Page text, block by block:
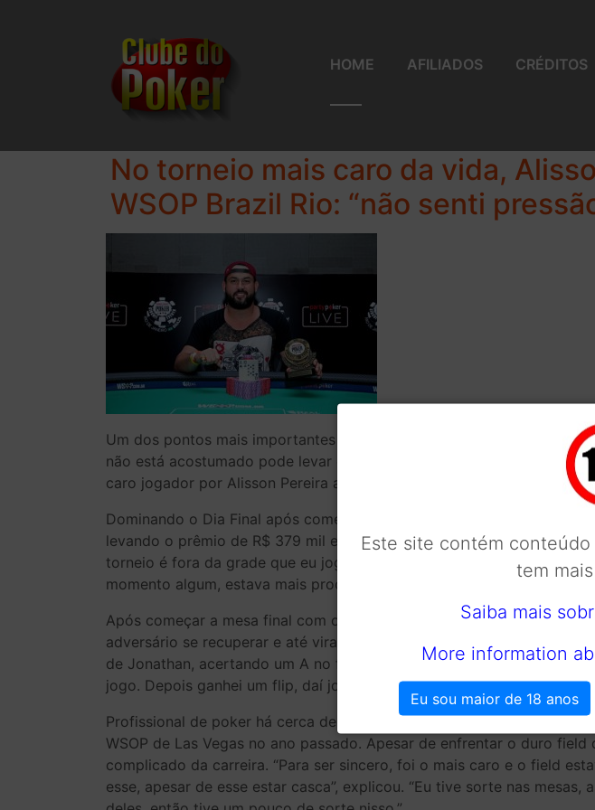
HOME AFILIADOS CRÉDITOS
No torneio mais caro da vida,
WSOP Brazil Rio: “não senti
Um dos pontos mais importantes para quem quer ser profissional
não está acostumado pode levar o jogador a ficar desconfortável em
caro jogador por Alisson Pereira até aqui, mas isso não mudou em
Dominando o Dia Final após começar como chip leader, o jogador
levando o prêmio de R$ 379 mil e o anel de campeão. “É uma
torneio é fora da grade que eu jogo, é o mais caro que eu já joguei,
momento algum, estava mais procurando o anel mesmo, e deu tudo
Após começar a mesa final com o maior stack, ele se manteve
adversário se recuperar e até virar o jogo, mas soube manter a
de Jonathan, acertando um A no flop. “É, no heads-up complicou um
jogo. Depois ganhei um flip, daí jogamos bastante pós-flop, eu virei o
Profissional de poker há cerca de oito anos, Nemesis revelou que
WSOP de Las Vegas no ano passado. Apesar de enfrentar o duro
complicado da carreira. “Para ser sincero, foi o mais caro e o field
esse, apesar de esse estar casca”, explicou. “Eu tive sorte nas
Este site contém conteúdo
tem
Saiba mais
More information
Eu sou maior de 18 anos